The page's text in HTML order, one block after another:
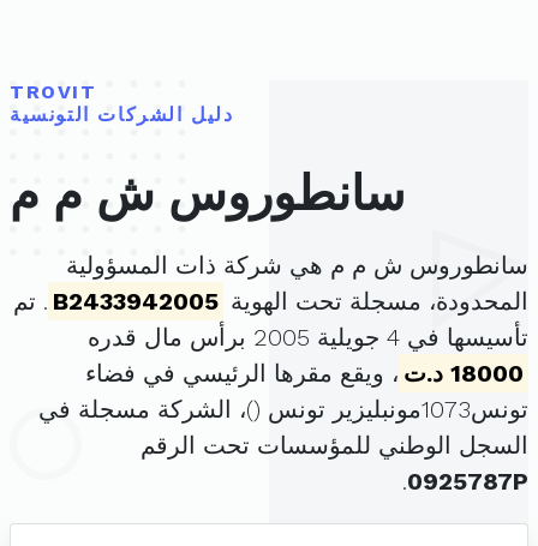
TROVIT
دليل الشركات التونسية
سانطوروس ش م م
سانطوروس ش م م هي شركة ذات المسؤولية
المحدودة، مسجلة تحت الهوية B2433942005 . تم
تأسيسها في 4 جويلية 2005 برأس مال قدره
18000 د.ت
، ويقع مقرها الرئيسي في فضاء
تونس1073مونبليزير تونس (
)، الشركة مسجلة في
السجل الوطني للمؤسسات تحت الرقم
0925787P
.